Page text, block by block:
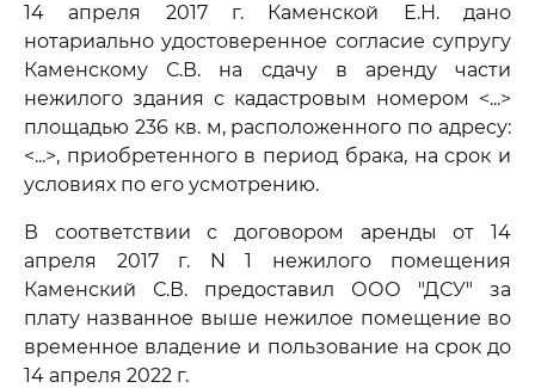
14 апреля 2017 г. Каменской Е.Н. дано
нотариально удостоверенное согласие супругу
Каменскому С.В. на сдачу в аренду части
нежилого здания с кадастровым номером <...>
площадью 236 кв. м, расположенного по адресу:
<...>, приобретенного в период брака, на срок и
условиях по его усмотрению.
В соответствии с договором аренды от 14
апреля 2017 г. N 1 нежилого помещения
Каменский С.В. предоставил ООО "ДСУ" за
плату названное выше нежилое помещение во
временное владение и пользование на срок до
14 апреля 2022 г.